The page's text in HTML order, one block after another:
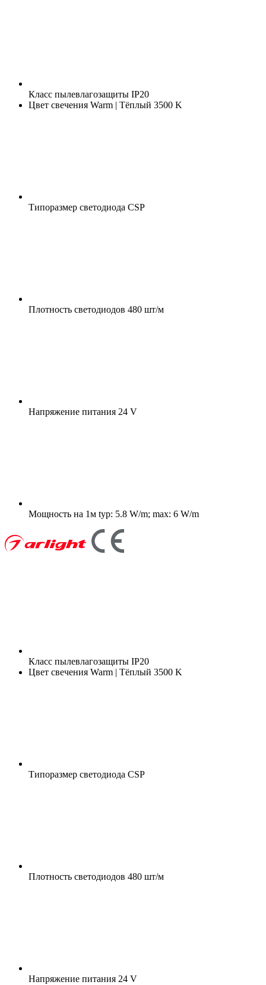
Класс пылевлагозащиты IP20
Цвет свечения Warm | Тёплый 3500 K
Типоразмер светодиода CSP
Плотность светодиодов 480 шт/м
Напряжение питания 24 V
Мощность на 1м typ: 5.8 W/m; max: 6 W/m
Класс пылевлагозащиты IP20
Цвет свечения Warm | Тёплый 3500 K
Типоразмер светодиода CSP
Плотность светодиодов 480 шт/м
Напряжение питания 24 V